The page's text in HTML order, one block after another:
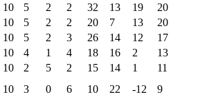
10 5 2 2 32 13 19
20
10 5 2 2 20 7 13
20
10 5 2 3 26 14 12
17
10 4 1 4 18 16 2
13
10 2 5 2 15 14 1
11
10 3 0 6 10 22 -12
9